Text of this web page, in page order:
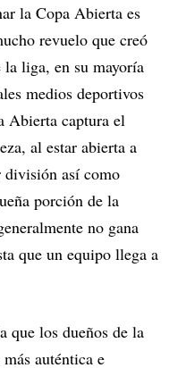
la Copa Abierta es
revuelo que creó
liga, en su mayoría
medios deportivos
Abierta captura el
al estar abierta a
división así como
porción de la
no gana
que un equipo llega a
que los dueños de la
auténtica e